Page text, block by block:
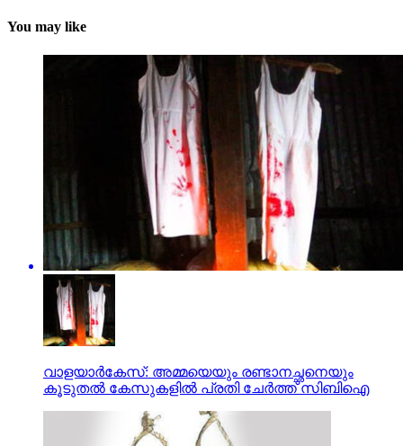
You may like
വാളയാര്‍കേസ്: അമ്മയെയും രണ്ടാനച്ഛനെയും
കൂടുതല്‍ കേസുകളില്‍ പ്രതി ചേര്‍ത്ത് സിബിഐ